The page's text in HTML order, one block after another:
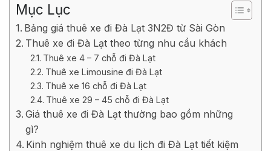
Mục Lục
Bảng giá thuê xe đi Đà Lạt 3N2Đ từ Sài Gòn
Thuê xe đi Đà Lạt theo từng nhu cầu khách
Thuê xe 4 – 7 chỗ đi Đà Lạt
Thuê xe Limousine đi Đà Lạt
Thuê xe 16 chỗ đi Đà Lạt
Thuê xe 29 – 45 chỗ đi Đà Lạt
Giá thuê xe đi Đà Lạt thường bao gồm những
gì?
Kinh nghiệm thuê xe du lịch đi Đà Lạt tiết kiệm